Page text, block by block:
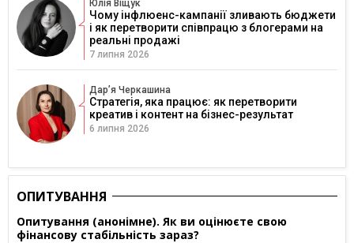
Юлія Віщук
Чому інфлюенс-кампанії зливають бюджети
і як перетворити співпрацю з блогерами на
реальні продажі
7 липня 2026
Дарʼя Черкашина
Стратегія, яка працює: як перетворити
креатив і контент на бізнес-результат
6 липня 2026
ОПИТУВАННЯ
Опитування (анонімне). Як ви оцінюєте свою
фінансову стабільність зараз?